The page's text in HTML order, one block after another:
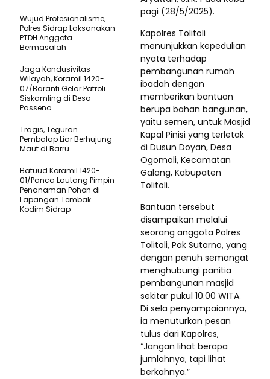
pagi (28/5/2025).
Kapolres Tolitoli
menunjukkan kepedulian
nyata terhadap
pembangunan rumah
ibadah dengan
memberikan bantuan
berupa bahan bangunan,
yaitu semen, untuk Masjid
Kapal Pinisi yang terletak
di Dusun Doyan, Desa
Ogomoli, Kecamatan
Galang, Kabupaten
Tolitoli.
Bantuan tersebut
disampaikan melalui
seorang anggota Polres
Tolitoli, Pak Sutarno, yang
dengan penuh semangat
menghubungi panitia
pembangunan masjid
sekitar pukul 10.00 WITA.
Di sela penyampaiannya,
ia menuturkan pesan
tulus dari Kapolres,
“Jangan lihat berapa
jumlahnya, tapi lihat
berkahnya.”
Wujud Profesionalisme,
Polres Sidrap Laksanakan
PTDH Anggota
Bermasalah
Jaga Kondusivitas
Wilayah, Koramil 1420-
07/Baranti Gelar Patroli
Siskamling di Desa
Passeno
Tragis, Teguran
Pembalap Liar Berhujung
Maut di Barru
Batuud Koramil 1420-
01/Panca Lautang Pimpin
Penanaman Pohon di
Lapangan Tembak
Kodim Sidrap